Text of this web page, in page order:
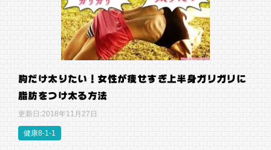
胸だけ太りたい！女性が痩せすぎ上半身ガリガリに
脂肪をつけ太る方法
更新日:2018年11月27日
健康8-1-1